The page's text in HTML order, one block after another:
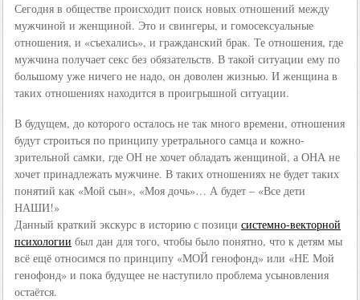
Сегодня в обществе происходит поиск новых отношений между
мужчиной и женщиной. Это и свингеры, и гомосексуальные
отношения, и «съехались», и гражданский брак. Те отношения, где
мужчина получает секс без обязательств. В такой ситуации ему по
большому уже ничего не надо, он доволен жизнью. И женщина в
таких отношениях находится в проигрышной ситуации.
В будущем, до которого осталось не так много времени, отношения
будут строиться по принципу уретрального самца и кожно-
зрительной самки, где ОН не хочет обладать женщиной, а ОНА не
хочет принадлежать мужчине. В таких отношениях не будет таких
понятий как «Мой сын», «Моя дочь»… А будет – «Все дети
НАШИ!»
Данный краткий экскурс в историю с позици системно-векторной
психологии был дан для того, чтобы было понятно, что к детям мы
всё ещё относимся по принципу «МОЙ генофонд» или «НЕ Мой
генофонд» и пока будущее не наступило проблема усыновления
остаётся.